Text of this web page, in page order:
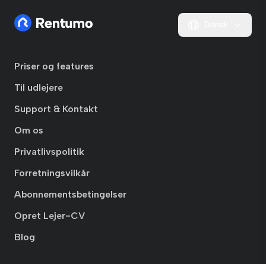
Priser og features
Til udlejere
Support & Kontakt
Om os
Privatlivspolitik
Forretningsvilkår
Abonnementsbetingelser
Opret Lejer-CV
Blog